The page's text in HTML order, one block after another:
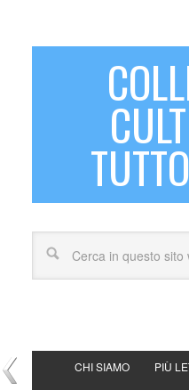
CHI SIAMO PIÙ